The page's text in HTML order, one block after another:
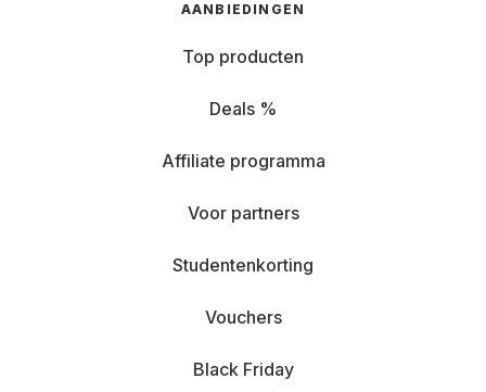
AANBIEDINGEN
Top producten
Deals %
Affiliate programma
Voor partners
Studentenkorting
Vouchers
Black Friday